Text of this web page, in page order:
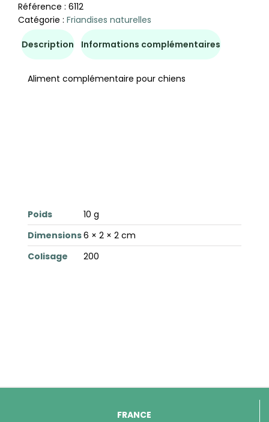
Référence : 6112
Catégorie : Friandises naturelles
Description Informations complémentaires
Aliment complémentaire pour chiens
Poids
10 g
Dimensions6 × 2 × 2 cm
Colisage
200
FRANCE